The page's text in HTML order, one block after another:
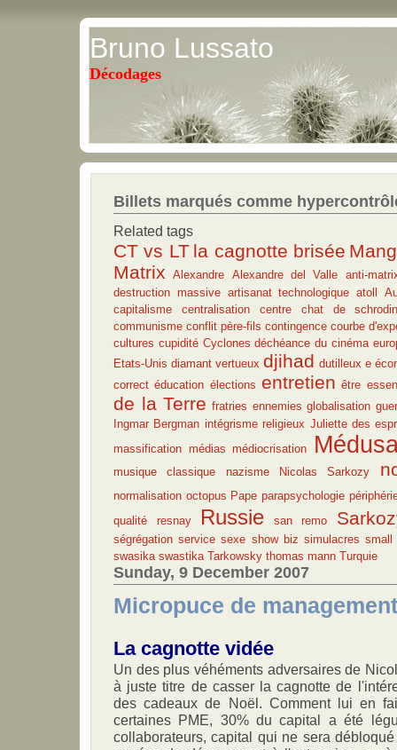
Bruno Lussato
Décodages
Billets marqués comme
Related tags
CT vs LT la cagnotte brisée
Matrix
Alexandre Alexandre del Valle anti-
destruction massive artisanat technologique atoll
capitalisme
centralisation centre
chat de
communisme conflit père-fils contingence courbe
cultures cupidité Cyclones déchéance du cinéma
Etats-Unis diamant vertueux djihad dutilleux e
correct éducation élections entretien être
de la Terre fratries ennemies globalisation
Ingmar Bergman intégrisme religieux Juliette des
massification médias médiocrisation
musique classique nazisme Nicolas Sarkozy
normalisation octopus Pape parapsychologie
qualité
resnay Russie san remo
ségrégation service sexe show biz simulacres small
swasika swastika Tarkowsky thomas mann Turquie
Sunday, 9 December 2007
Micropuce de management
La cagnotte vidée
Un des plus véhéments adversaires de
à juste titre de casser la cagnotte de
des cadeaux de Noël. Comment lui en
certaines PME, 30% du capital a été
collaborateurs, capital qui ne sera